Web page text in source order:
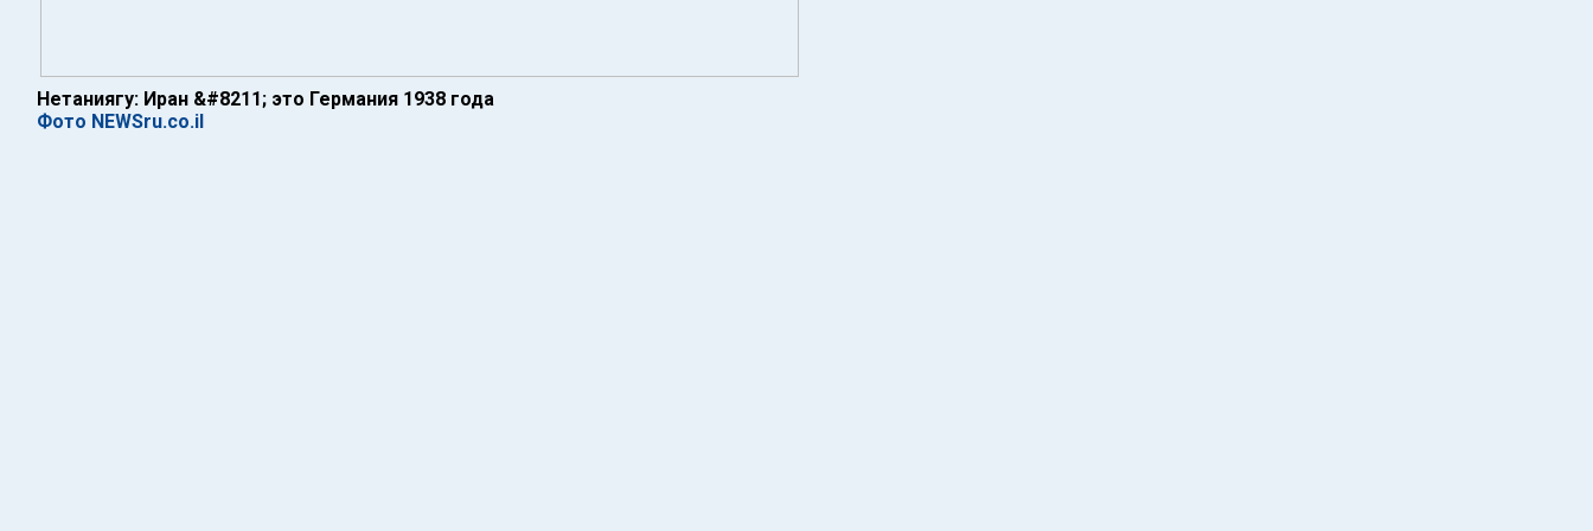
Нетаниягу: Иран &#8211; это Германия 1938 года
Фото NEWSru.co.il